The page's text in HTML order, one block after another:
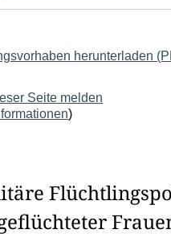
herunterladen
Seite melden
)